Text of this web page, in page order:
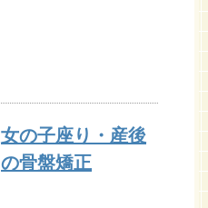
女の子座り・産後
の骨盤矯正